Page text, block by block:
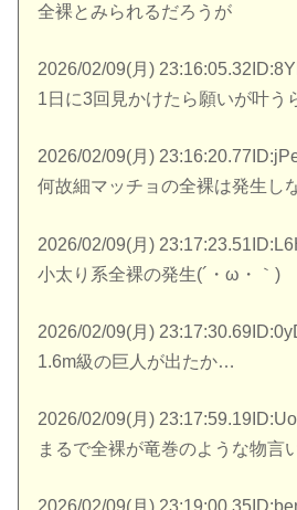
全裸とみられるだろうが
2026/02/09(月)
1日に3回見かけたら願いが叶う
2026/02/09(月)
何故細マッチョの全裸は発生し
2026/02/09(月)
小太り系全裸の発生(´・ω・｀)
2026/02/09(月)
1.6m級の巨人が出たか…
2026/02/09(月)
まるで全裸が竜巻のような物言
2026/02/09(月)